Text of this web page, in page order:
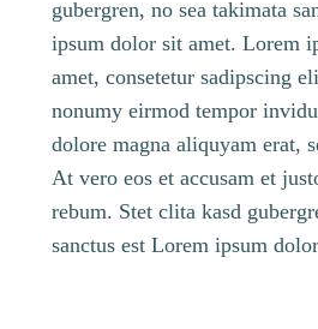
gubergren, no sea takimata
ipsum dolor sit amet. Lorem
amet, consetetur sadipscing
nonumy eirmod tempor
dolore magna aliquyam erat,
At vero eos et accusam et
rebum. Stet clita kasd
sanctus est Lorem ipsum